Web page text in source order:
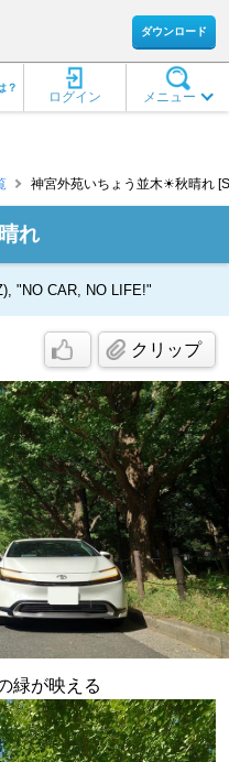
ダウンロード
メニュー
ログイン
？
神宮外苑いちょう並木☀秋晴れ
れ
"NO CAR, NO LIFE!"
クリップ
緑が映える